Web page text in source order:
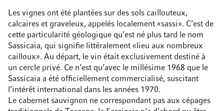
Les vignes ont été plantées sur des sols caillouteux,
calcaires et graveleux, appelés localement «sassi». C’est de
cette particularité géologique qu’est né plus tard le nom
Sassicaia, qui signifie littéralement «lieu aux nombreux
cailloux». Au départ, le vin était exclusivement destiné à
un cercle privé. Ce n’est qu’avec le millésime 1968 que le
Sassicaia a été officiellement commercialisé, suscitant
l’intérêt international dans les années 1970.
Le cabernet sauvignon ne correspondant pas aux cépages